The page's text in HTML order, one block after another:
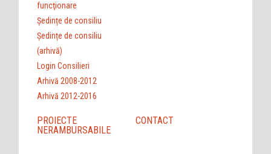
funcţionare
Ședințe de consiliu
Ședințe de consiliu
(arhivă)
Login Consilieri
Arhivă 2008-2012
Arhivă 2012-2016
PROIECTE
NERAMBURSABILE
CONTACT